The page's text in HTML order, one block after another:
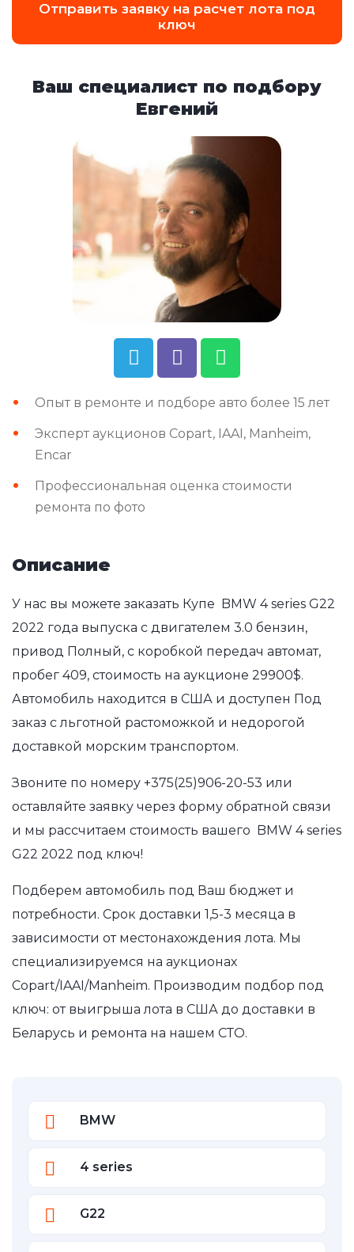
Отправить заявку на расчет лота под
ключ
Ваш специалист по подбору
Евгений
Опыт в ремонте и подборе авто более 15 лет
Эксперт аукционов Copart, IAAI, Manheim,
Encar
Профессиональная оценка стоимости
ремонта по фото
Описание
У нас вы можете заказать Купе BMW 4 series G22
2022 года выпуска с двигателем 3.0 бензин,
привод Полный, с коробкой передач автомат,
пробег 409, стоимость на аукционе 29900$.
Автомобиль находится в США и доступен Под
заказ с льготной растоможкой и недорогой
доставкой морским транспортом.
Звоните по номеру +375(25)906-20-53 или
оставляйте заявку через форму обратной связи
и мы рассчитаем стоимость вашего BMW 4 series
G22 2022 под ключ!
Подберем автомобиль под Ваш бюджет и
потребности. Срок доставки 1,5-3 месяца в
зависимости от местонахождения лота. Мы
специализируемся на аукционах
Copart/IAAI/Manheim. Производим подбор под
ключ: от выигрыша лота в США до доставки в
Беларусь и ремонта на нашем СТО.
BMW
4 series
G22